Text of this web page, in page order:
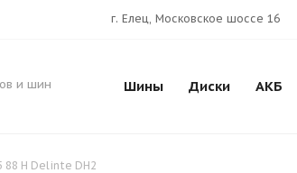
г. Елец, Московское шоссе 16
и шин Шины Диски АКБ
88 H Delinte DH2